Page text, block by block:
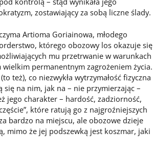
zostawiający za sobą liczne ślady.
Artioma Goriainowa, młodego
którego obozowy los okazuje się
mu przetrwanie w warunkach
permanentnym zagrożeniem życia.
też), co niezwykła wytrzymałość fizyczna
na nim, jak na – nie przymierzając –
jego charakter – hardość, zadziorność,
które ratują go z najgroźniejszych
bardzo na miejscu, ale obozowe dzieje
mimo że jej podszewką jest koszmar, jaki